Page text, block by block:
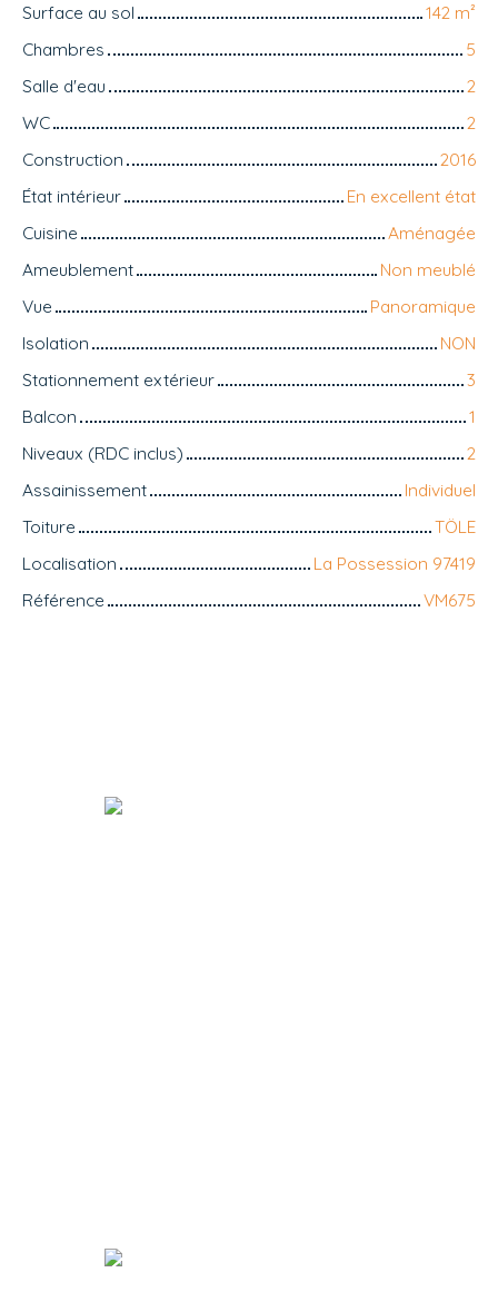
Surface au sol
142 m²
Chambres
5
Salle d'eau
2
WC
2
Construction
2016
État intérieur
En excellent état
Cuisine
Aménagée
Ameublement
Non meublé
Vue
Panoramique
Isolation
NON
Stationnement extérieur
3
Balcon
1
Niveaux (RDC inclus)
2
Assainissement
Individuel
Toiture
TÖLE
Localisation
La Possession 97419
Référence
VM675